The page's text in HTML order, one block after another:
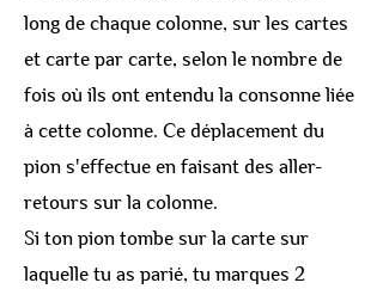
long de chaque colonne, sur les cartes
et carte par carte, selon le nombre de
fois où ils ont entendu la consonne liée
à cette colonne. Ce déplacement du
pion s'effectue en faisant des aller-
retours sur la colonne.
Si ton pion tombe sur la carte sur
laquelle tu as parié, tu marques 2